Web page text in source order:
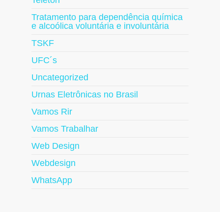
Tratamento para dependência química
e alcoólica voluntária e involuntária
TSKF
UFC´s
Uncategorized
Urnas Eletrônicas no Brasil
Vamos Rir
Vamos Trabalhar
Web Design
Webdesign
WhatsApp